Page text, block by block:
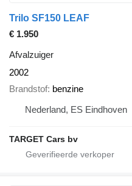
Trilo SF150 LEAF
€ 1.950
Afvalzuiger
2002
Brandstof benzine
Nederland, ES Eindhoven
TARGET Cars bv